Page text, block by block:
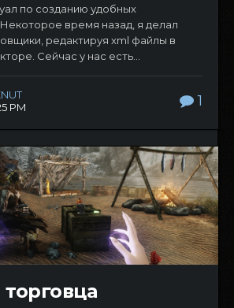
по созданию удобных
время назад, я делал
редактируя xml файлы в
Сейчас у нас есть...
PM
1